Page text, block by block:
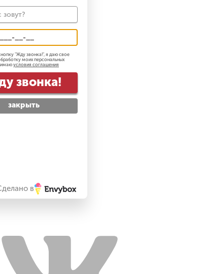
"Жду звонка!", я даю свое
моих персональных
условия соглашения
звонка!
закрыть
в